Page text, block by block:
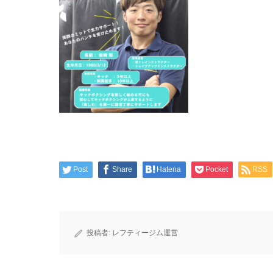
Post Share Hatena Pocket RSS
投稿者: レフティージム運営